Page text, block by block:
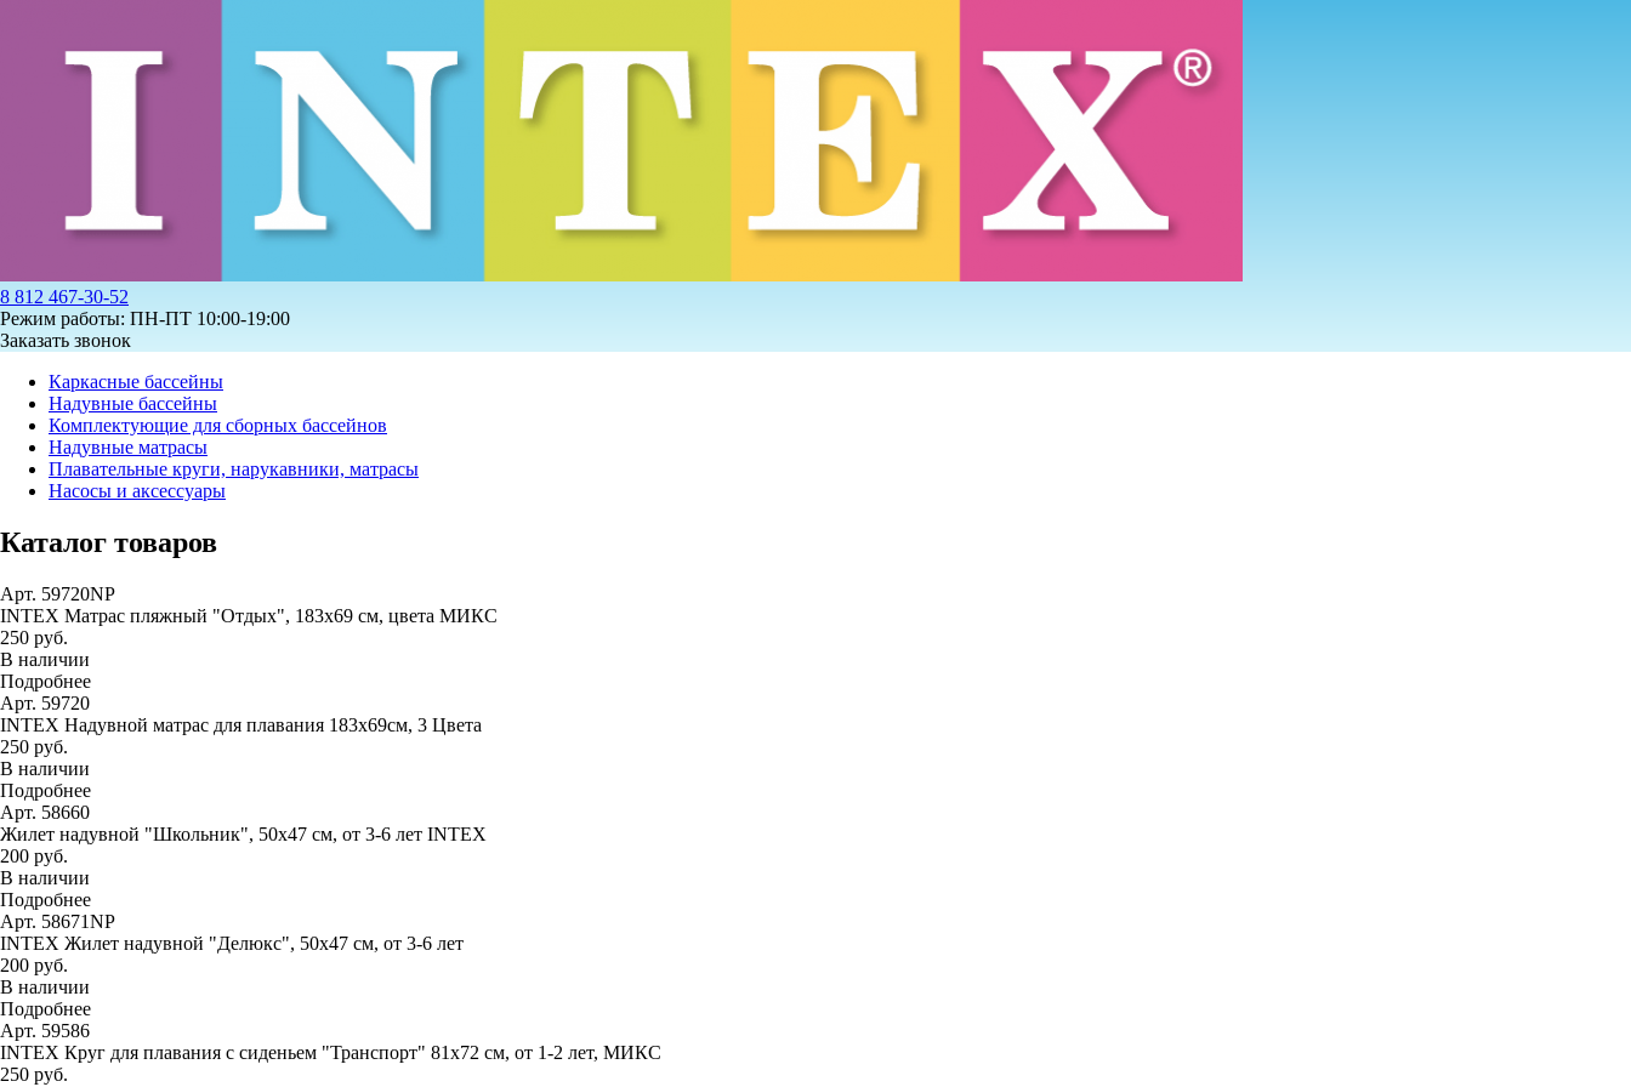
8 812 467-30-52
Режим работы: ПН-ПТ 10:00-19:00
Заказать звонок
Каркасные бассейны
Надувные бассейны
Комплектующие для сборных бассейнов
Надувные матрасы
Плавательные круги, нарукавники, матрасы
Насосы и аксессуары
Каталог товаров
Арт. 59720NP
INTEX Матрас пляжный "Отдых", 183х69 см, цвета МИКС
250 руб.
В наличии
Подробнее
Арт. 59720
INTEX Надувной матрас для плавания 183х69см, 3 Цвета
250 руб.
В наличии
Подробнее
Арт. 58660
Жилет надувной "Школьник", 50х47 см, от 3-6 лет INTEX
200 руб.
В наличии
Подробнее
Арт. 58671NP
INTEX Жилет надувной "Делюкс", 50х47 см, от 3-6 лет
200 руб.
В наличии
Подробнее
Арт. 59586
INTEX Круг для плавания с сиденьем "Транспорт" 81х72 см, от 1-2 лет, МИКС
250 руб.